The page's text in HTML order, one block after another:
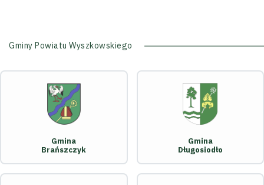
Gminy Powiatu Wyszkowskiego
Gmina
Brańszczyk
Gmina
Długosiodło